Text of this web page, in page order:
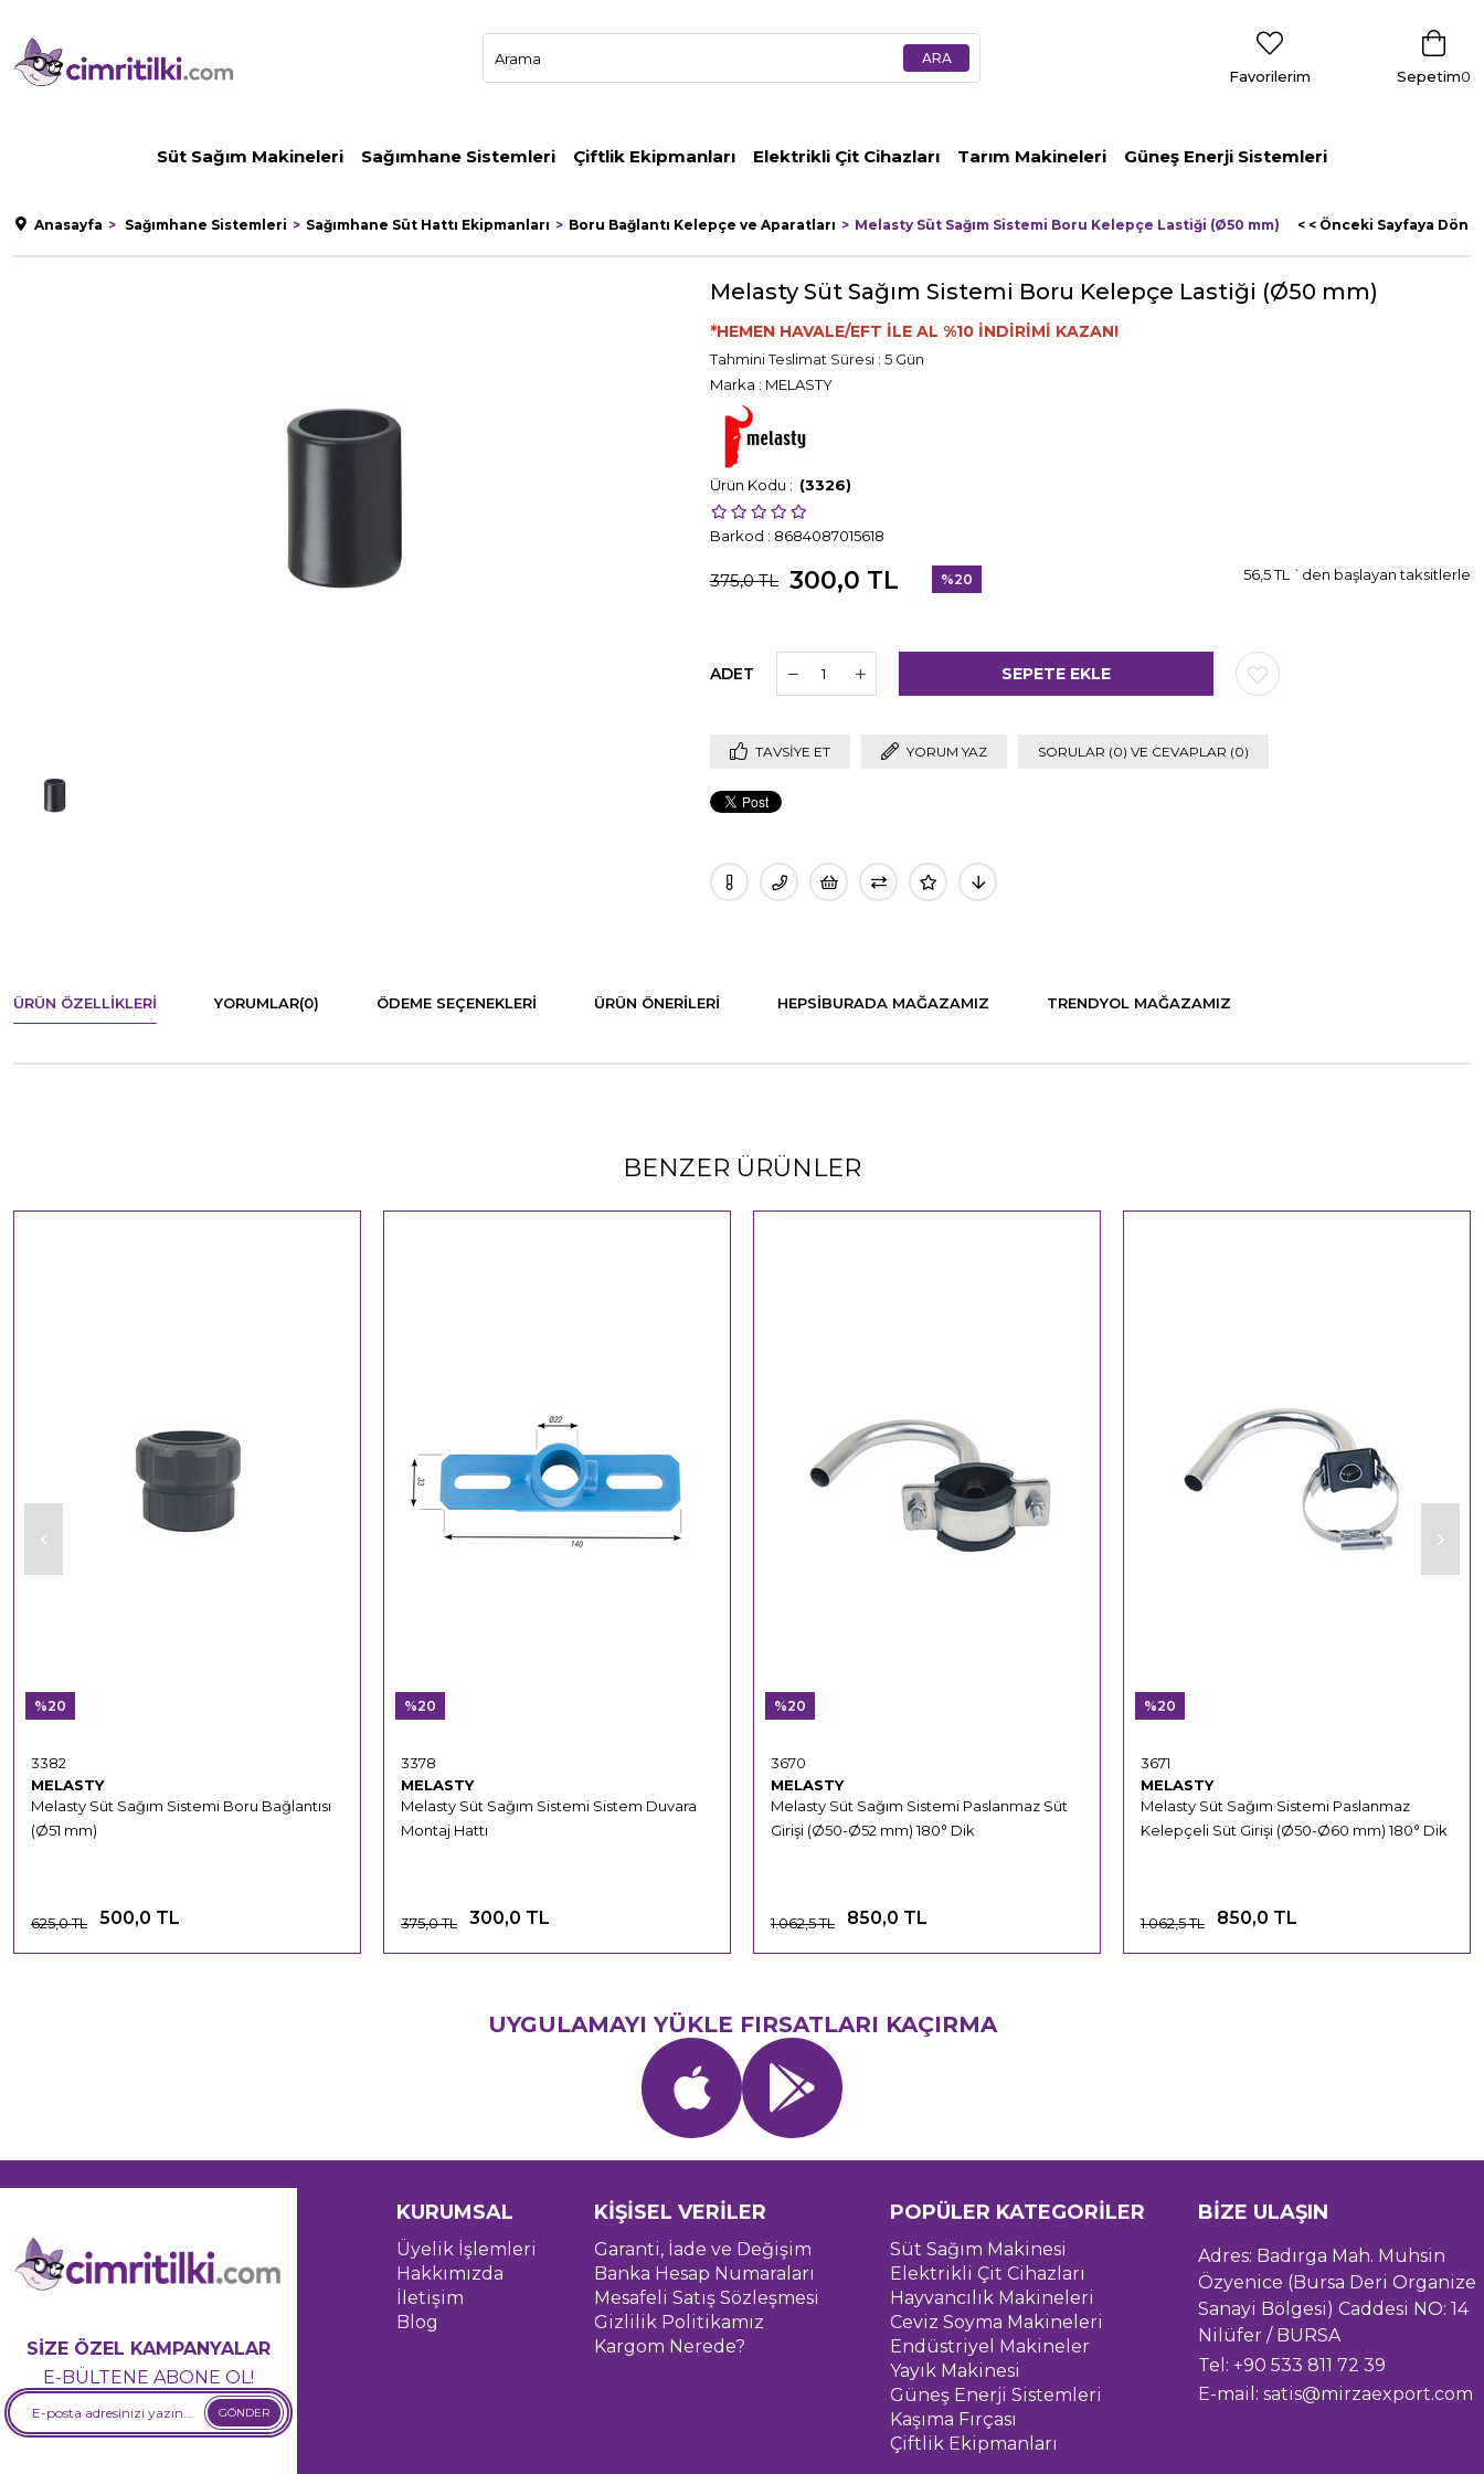
Sepetim0
Favorilerim
Süt Sağım Makineleri Sağımhane Sistemleri Çiftlik Ekipmanları Elektrikli Çit Cihazları Tarım Makineleri Güneş Enerji Sistemleri
Anasayfa Sağımhane Sistemleri Sağımhane Süt Hattı Ekipmanları Boru Bağlantı Kelepçe ve Aparatları Melasty Süt Sağım Sistemi Boru Kelepçe Lastiği (Ø50 mm) < < Önceki Sayfaya Dön
Melasty Süt Sağım Sistemi Boru Kelepçe Lastiği (Ø50 mm)
*HEMEN HAVALE/EFT İLE AL %10 İNDİRİMİ KAZAN!
Tahmini Teslimat Süresi : 5 Gün
Marka : MELASTY
(3326)
Barkod : 8684087015618
375,0 TL 300,0 TL %20
56,5 TL `den başlayan taksitlerle
ADET
TAVSIYE ET YORUM YAZ SORULAR (0) VE CEVAPLAR (0)
ÜRÜN ÖZELLIKLERI YORUMLAR(0) ÖDEME SEÇENEKLERI ÜRÜN ÖNERILERI HEPSIBURADA MAĞAZAMIZ TRENDYOL MAĞAZAMIZ
BENZER ÜRÜNLER
MELASTY
Melasty Süt Sağım Sistemi Boru Bağlantısı
(Ø51 mm)
3382
500,0 TL
625,0 TL
%20
MELASTY
Melasty Süt Sağım Sistemi Sistem Duvara
Montaj Hattı
3378
300,0 TL
375,0 TL
%20
MELASTY
Melasty Süt Sağım Sistemi Paslanmaz Süt
Girişi (Ø50-Ø52 mm) 180° Dik
3670
850,0 TL
1.062,5 TL
%20
MELASTY
Melasty Süt Sağım Sistemi Paslanmaz
Kelepçeli Süt Girişi (Ø50-Ø60 mm) 180° Dik
3671
850,0 TL
1.062,5 TL
%20
UYGULAMAYI YÜKLE FIRSATLARI KAÇIRMA
SİZE ÖZEL KAMPANYALAR
E-BÜLTENE ABONE OL!
GÖNDER
KURUMSAL
Üyelik İşlemleri
Hakkımızda
İletişim
Blog
KİŞİSEL VERİLER
Garanti, İade ve Değişim
Banka Hesap Numaraları
Mesafeli Satış Sözleşmesi
Gizlilik Politikamız
Kargom Nerede?
POPÜLER KATEGORİLER
Süt Sağım Makinesi
Elektrikli Çit Cihazları
Hayvancılık Makineleri
Ceviz Soyma Makineleri
Endüstriyel Makineler
Yayık Makinesi
Güneş Enerji Sistemleri
Kaşıma Fırçası
Çiftlik Ekipmanları
BİZE ULAŞIN
Adres: Badırga Mah. Muhsin
Özyenice (Bursa Deri Organize
Sanayi Bölgesi) Caddesi NO: 14
Nilüfer / BURSA
Tel: +90 533 811 72 39
E-mail:satis@mirzaexport.com